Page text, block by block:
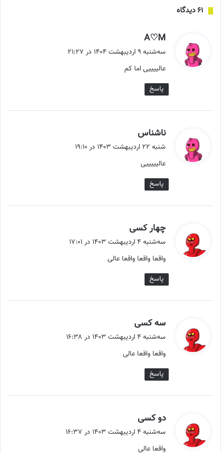
‫۶۱ دیدگاه
A♡M
ف
:
سه‌شنبه ۹ اردیبهشت ۱۴۰۴ در ۲۱:۲۷
عالییییی اما کم
پاسخ
ناشناس
ف
شنبه ۲۲ اردیبهشت ۱۴۰۳ در ۱۹:۱۰
عالیییییی
پاسخ
چهار کسی
ف
:
سه‌شنبه ۴ اردیبهشت ۱۴۰۳ در ۱۷:۰۱
واقعا واقعا واقعا عالی
پاسخ
سه کسی
ف
:
سه‌شنبه ۴ اردیبهشت ۱۴۰۳ در ۱۶:۳۸
واقعا واقعا عالی
پاسخ
دو کسی
ف
سه‌شنبه ۴ اردیبهشت ۱۴۰۳ در ۱۶:۳۷
واقعا عالی